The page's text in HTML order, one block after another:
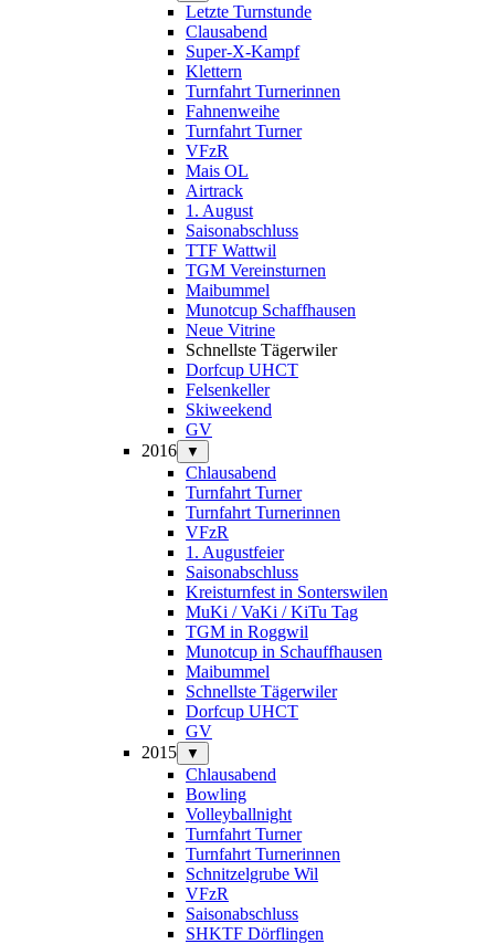
Letzte Turnstunde
Clausabend
Super-X-Kampf
Klettern
Turnfahrt Turnerinnen
Fahnenweihe
Turnfahrt Turner
VFzR
Mais OL
Airtrack
1. August
Saisonabschluss
TTF Wattwil
TGM Vereinsturnen
Maibummel
Munotcup Schaffhausen
Neue Vitrine
Schnellste Tägerwiler
Dorfcup UHCT
Felsenkeller
Skiweekend
GV
2016
▼
Chlausabend
Turnfahrt Turner
Turnfahrt Turnerinnen
VFzR
1. Augustfeier
Saisonabschluss
Kreisturnfest in Sonterswilen
MuKi / VaKi / KiTu Tag
TGM in Roggwil
Munotcup in Schauffhausen
Maibummel
Schnellste Tägerwiler
Dorfcup UHCT
GV
2015
▼
Chlausabend
Bowling
Volleyballnight
Turnfahrt Turner
Turnfahrt Turnerinnen
Schnitzelgrube Wil
VFzR
Saisonabschluss
SHKTF Dörflingen